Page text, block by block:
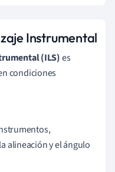
Instrumental
(ILS)es
condiciones
alineación y el ángulo